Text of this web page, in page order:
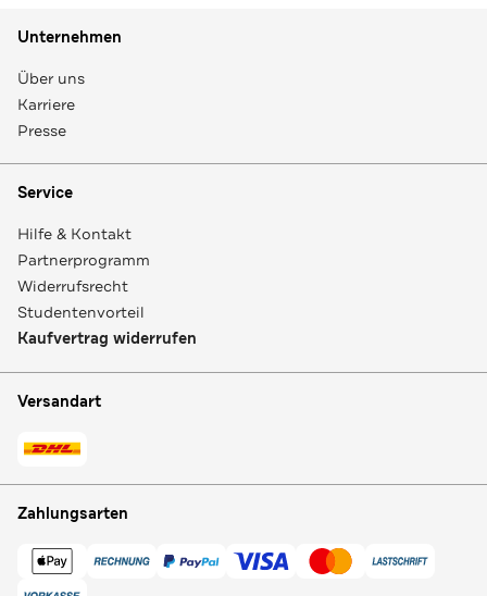
Unternehmen
Über uns
Karriere
Presse
Service
Hilfe & Kontakt
Partnerprogramm
Widerrufsrecht
Studentenvorteil
Kaufvertrag widerrufen
Versandart
Zahlungsarten